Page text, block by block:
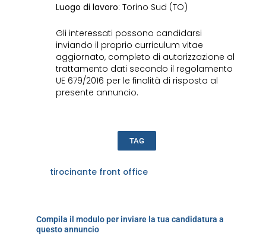
Luogo di lavoro: Torino Sud (TO)
Gli interessati possono candidarsi
inviando il proprio curriculum vitae
aggiornato, completo di autorizzazione al
trattamento dati secondo il regolamento
UE 679/2016 per le finalità di risposta al
presente annuncio.
TAG
tirocinante front office
Compila il modulo per inviare la tua candidatura a
questo annuncio